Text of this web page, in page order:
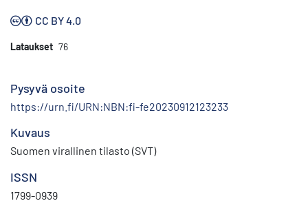
CC BY 4.0
Lataukset 76
Pysyvä osoite
https://urn.fi/URN:NBN:fi-fe20230912123233
Kuvaus
Suomen virallinen tilasto (SVT)
ISSN
1799-0939